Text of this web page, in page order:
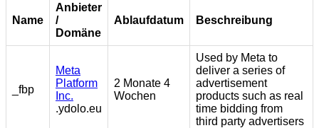
Name
Anbieter
/
Domäne
Ablaufdatum Beschreibung
_fbp
Meta
Platform
Inc.
.ydolo.eu
2 Monate 4
Wochen
Used by Meta to
deliver a series of
advertisement
products such as real
time bidding from
third party advertisers